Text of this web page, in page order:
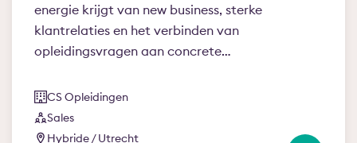
energie krijgt van new business, sterke
klantrelaties en het verbinden van
opleidingsvragen aan concrete…
CS Opleidingen
Sales
Hybride / Utrecht